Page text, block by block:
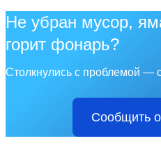
Не убран мусор,
горит фонарь?
Столкнулись с проблемой —
Сообщить